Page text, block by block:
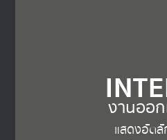
งานออ
แสดงอัต